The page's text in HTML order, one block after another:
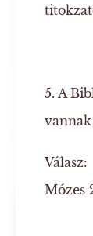
5. A
Válasz:
Mózes